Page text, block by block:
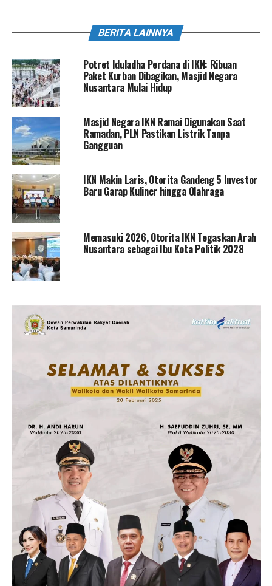
BERITA LAINNYA
Potret Iduladha Perdana di IKN: Ribuan
Paket Kurban Dibagikan, Masjid Negara
Nusantara Mulai Hidup
Masjid Negara IKN Ramai Digunakan Saat
Ramadan, PLN Pastikan Listrik Tanpa
Gangguan
IKN Makin Laris, Otorita Gandeng 5 Investor
Baru Garap Kuliner hingga Olahraga
Memasuki 2026, Otorita IKN Tegaskan Arah
Nusantara sebagai Ibu Kota Politik 2028